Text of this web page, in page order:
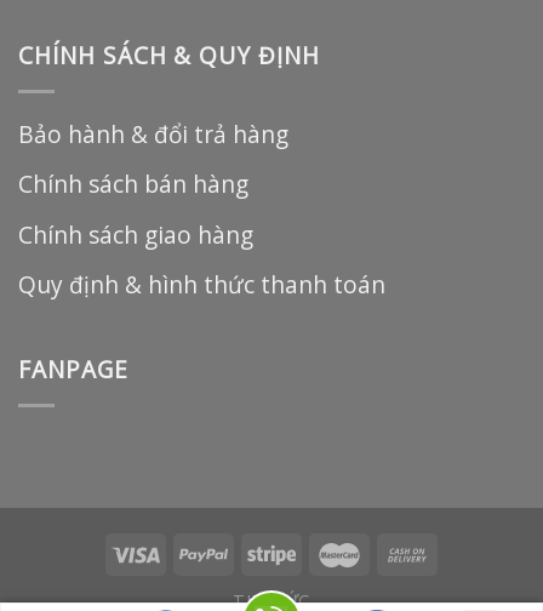
CHÍNH SÁCH & QUY ĐỊNH
Bảo hành & đổi trả hàng
Chính sách bán hàng
Chính sách giao hàng
Quy định & hình thức thanh toán
FANPAGE
TIN TỨC